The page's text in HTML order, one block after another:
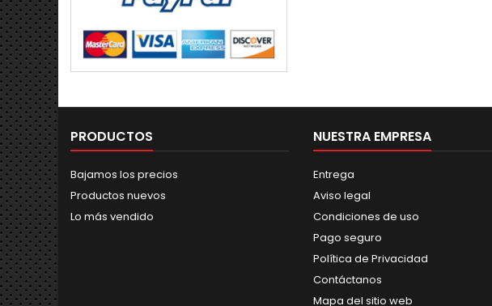
PRODUCTOS
Bajamos los precios
Productos nuevos
Lo más vendido
NUESTRA EMPRESA
Entrega
Aviso legal
Condiciones de uso
Pago seguro
Política de Privacidad
Contáctanos
Mapa del sitio web